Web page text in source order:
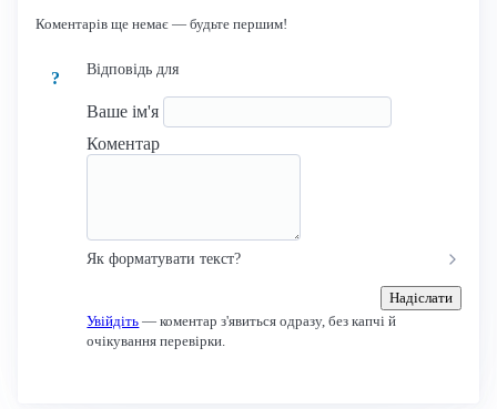
Коментарів ще немає — будьте першим!
?
Відповідь для
Ваше ім'я
Коментар
Як форматувати текст?
Надіслати
Увійдіть — коментар з'явиться одразу, без капчі й
очікування перевірки.